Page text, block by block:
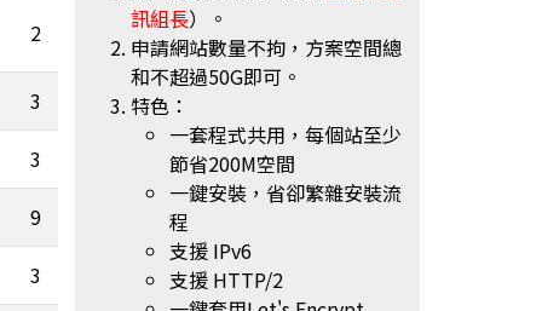
2 0
3
3
0
9
3
0
訊組長）。
申請網站數量不拘，方案空間總
和不超過50G即可。
特色：
一套程式共用，每個站至少
節省200M空間
一鍵安裝，省卻繁雜安裝流
程
支援 IPv6
支援 HTTP/2